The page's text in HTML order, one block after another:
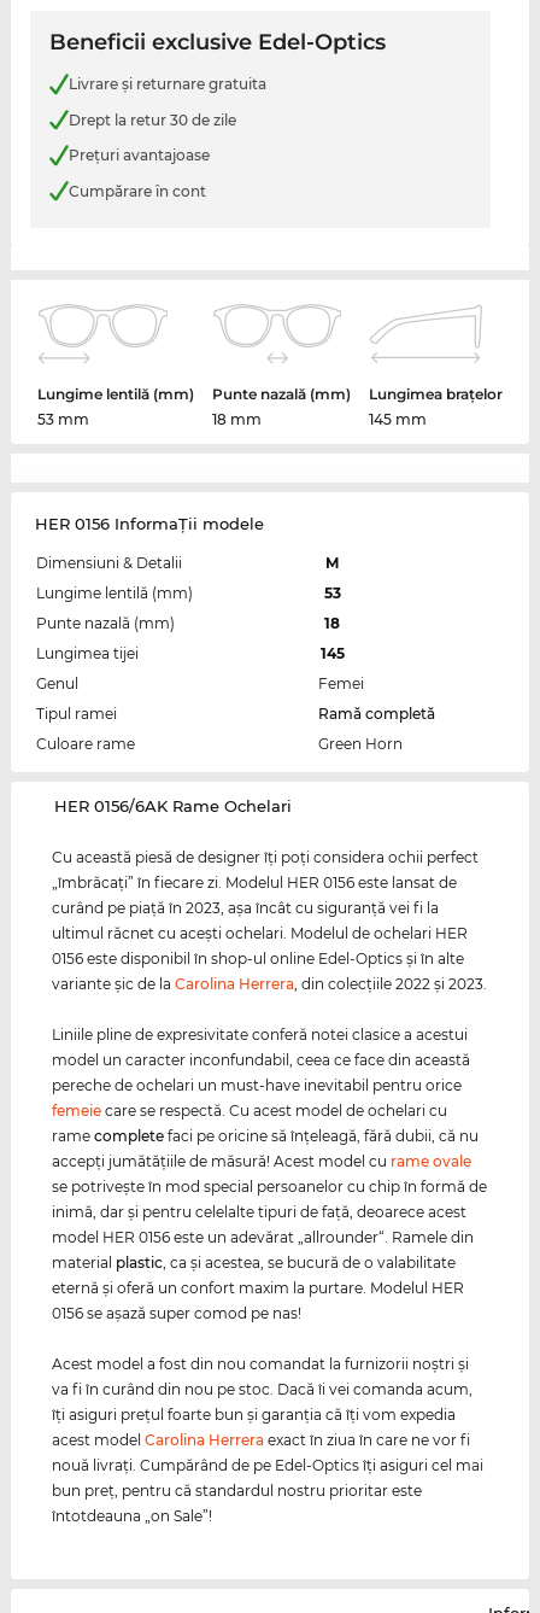
Beneficii exclusive Edel-Optics
Livrare şi returnare gratuita
Drept la retur 30 de zile
Preţuri avantajoase
Cumpărare în cont
Lungime lentilă (mm)
53 mm
Punte nazală (mm)
18 mm
Lungimea brațelor
145 mm
HER 0156 InformaŢii modele
Dimensiuni & Detalii
M
Lungime lentilă (mm)
53
Punte nazală (mm)
18
Lungimea tijei
145
Genul
Femei
Tipul ramei
Ramă completă
Culoare rame
Green Horn
‌HER 0156/6AK Rame Ochelari
Cu această piesă de designer îţi poţi considera ochii perfect
„îmbrăcaţi” în fiecare zi. Modelul HER 0156 este lansat de
curând pe piaţă în 2023, aşa încât cu siguranţă vei fi la
ultimul răcnet cu aceşti ochelari. Modelul de ochelari HER
0156 este disponibil în shop-ul online Edel-Optics şi în alte
variante şic de laCarolina Herrera, din colecţiile 2022 şi 2023.
Liniile pline de expresivitate conferă notei clasice a acestui
model un caracter inconfundabil, ceea ce face din această
pereche de ochelari un must-have inevitabil pentru orice
femeie care se respectă. Cu acest model de ochelari cu
ramecomplete faci pe oricine să înţeleagă, fără dubii, că nu
accepţi jumătăţiile de măsură! Acest model cu rame ovale
se potriveşte în mod special persoanelor cu chip în formă de
inimă, dar şi pentru celelalte tipuri de faţă, deoarece acest
model HER 0156 este un adevărat „allrounder“. Ramele din
material plastic, ca şi acestea, se bucură de o valabilitate
eternă şi oferă un confort maxim la purtare. Modelul HER
0156 se aşază super comod pe nas!
Acest model a fost din nou comandat la furnizorii noştri şi
va fi în curând din nou pe stoc. Dacă îi vei comanda acum,
îţi asiguri preţul foarte bun şi garanţia că îţi vom expedia
acest modelCarolina Herrera exact în ziua în care ne vor fi
nouă livraţi. Cumpărând de pe Edel-Optics îţi asiguri cel mai
bun preţ, pentru că standardul nostru prioritar este
întotdeauna „on Sale”!